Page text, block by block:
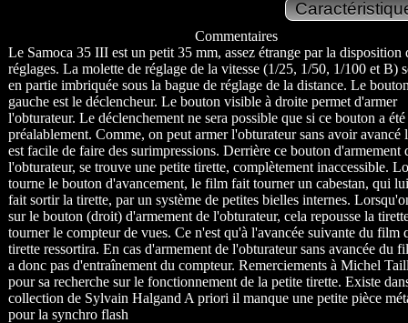
Commentaires
Le Samoca 35 III est un petit 35 mm, assez étrange par la disposition
réglages. La molette de réglage de la vitesse (1/25, 1/50, 1/100 et B)
en partie imbriquée sous la bague de réglage de la distance. Le
gauche est le déclencheur. Le bouton visible à droite permet d'armer
l'obturateur. Le déclenchement ne sera possible que si ce bouton a été
préalablement. Comme, on peut armer l'obturateur sans avoir
est facile de faire des surimpressions. Derrière ce bouton d'armement
l'obturateur, se trouve une petite tirette, complètement inaccessible.
tourne le bouton d'avancement, le film fait tourner un cabestan, qui
fait sortir la tirette, par un système de petites bielles internes.
sur le bouton (droit) d'armement de l'obturateur, cela repousse la
tourner le compteur de vues. Ce n'est qu'à l'avancée suivante du film
tirette ressortira. En cas d'armement de l'obturateur sans avancée du
a donc pas d'entraînement du compteur. Remerciements à Michel
pour sa recherche sur le fonctionnement de la petite tirette. Existe
collection de Sylvain Halgand A priori il manque une petite pièce
pour la synchro flash